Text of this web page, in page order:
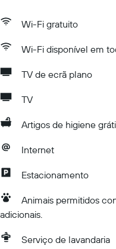
Wi-Fi gratuito
Wi-Fi disponível em
TV de ecrã plano
TV
Artigos de higiene
Internet
Estacionamento
Animais permitidos
adicionais.
Serviço de lavandaria